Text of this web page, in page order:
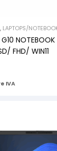
, LAPTOPS/
FHD/ WIN11
IVA